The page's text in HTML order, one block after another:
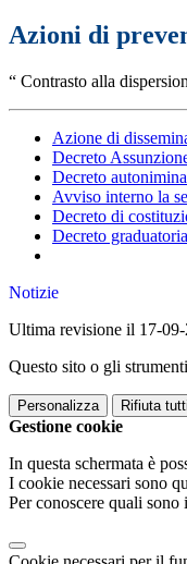
Azioni di
“ Contrasto alla
Azione di
Decreto
Decreto
Avviso interno la
Decreto di
Decreto
Notizie
Ultima revisione il 17-09-
Questo sito o gli
Personalizza Rifiuta tutti
Gestione cookie
In questa schermata è
I cookie necessari sono
Per conoscere quali